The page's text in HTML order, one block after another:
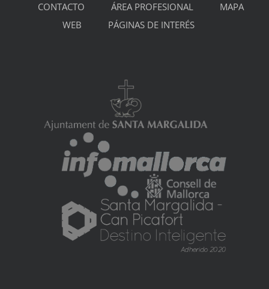
CONTACTO ÁREA PROFESIONAL
MAPA
WEB
PÁGINAS DE INTERÉS